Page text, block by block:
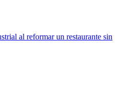
al reformar un restaurante sin